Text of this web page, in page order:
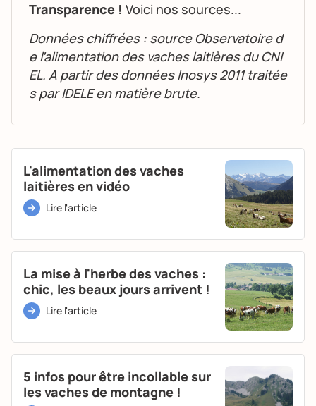
Transparence ! Voici nos sources...
Données chiffrées : source Observatoire d
e l’alimentation des vaches laitières du CNI
EL. A partir des données Inosys 2011 traitée
s par IDELE en matière brute.
L'alimentation des vaches
laitières en vidéo
Lire l'article
La mise à l'herbe des vaches :
chic, les beaux jours arrivent !
Lire l'article
5 infos pour être incollable sur
les vaches de montagne !